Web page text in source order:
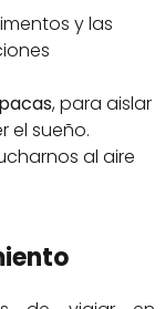
y las
, para aislar
el sueño.
al aire